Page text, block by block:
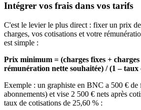
Intégrer vos frais dans vos tarifs
C'est le levier le plus direct : fixer un prix
charges, vos cotisations et votre
est simple :
Prix minimum = (charges fixes +
rémunération nette souhaitée) / (1 – taux
Exemple : un graphiste en BNC a 500 € de
abonnements) et vise 2 500 € nets après
taux de cotisations de 25,60 % :